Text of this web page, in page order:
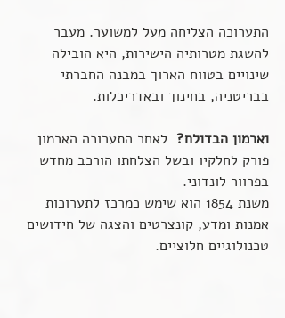
התערוכה הצליחה מעל למשוער. מעבר
להשגת מטרותיה הישירות, היא הובילה
שינויים בטווח הארוך במבנה החברתי
בבריטניה, בחינוך ובאדריכלות.
וארמון הבדולח?
  לאחר התערוכה הארמון
פורק לחלקיו ובשל הצלחתו הורכב מחדש
בפרוור לונדוני.
משנת 1854 הוא שימש כמרכז לתערוכות
אמנות ומדע, קונצרטים והצגה של חידושים
טכנולוגיים חלוציים.